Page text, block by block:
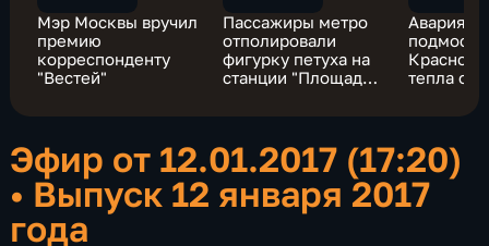
Мэр Москвы вручил
премию
корреспонденту
"Вестей"
Пассажиры метро
отполировали
фигурку петуха на
станции "Площадь
Авария в
тепла
Эфир от 12.01.2017 (17:20)
• Выпуск 12 января 2017
года